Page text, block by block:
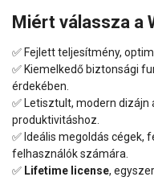
Miért válassza a
✅ Fejlett teljesítmény,
✅ Kiemelkedő biztonsági
érdekében.
✅ Letisztult, modern dizájn
produktivitáshoz.
✅ Ideális megoldás cégek,
felhasználók számára.
✅ Lifetime license,